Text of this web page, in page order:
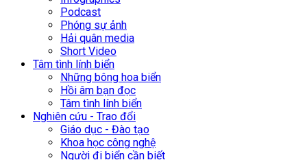
Podcast
Phóng sự ảnh
Hải quân media
Short Video
Tâm tình lính biển
Những bông hoa biển
Hồi âm bạn đọc
Tâm tình lính biển
Nghiên cứu - Trao đổi
Giáo dục - Đào tạo
Khoa học công nghệ
Người đi biển cần biết